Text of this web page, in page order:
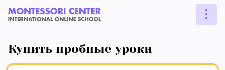
Купить пробные уроки